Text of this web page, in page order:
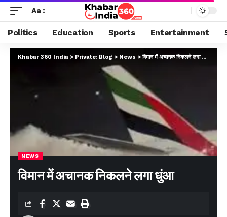
Aa
Politics Education Sports Entertainment
Khabar 360 India > Private: Blog > News >विमान में अचानक निकलने लगा धुंआ
NEWS
विमान में अचानक निकलने लगा धुंआ